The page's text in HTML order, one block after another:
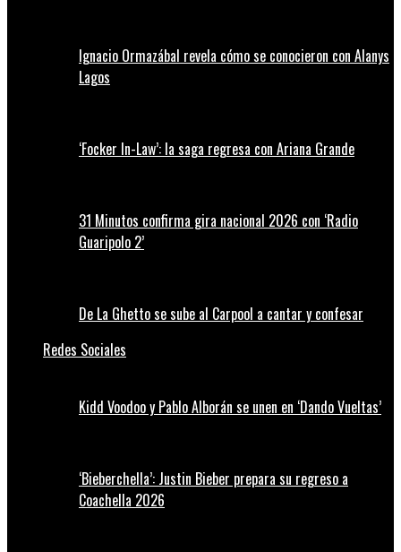
Ignacio Ormazábal revela cómo se conocieron con Alanys
Lagos
‘Focker In-Law’: la saga regresa con Ariana Grande
31 Minutos confirma gira nacional 2026 con ‘Radio
Guaripolo 2’
De La Ghetto se sube al Carpool a cantar y confesar
Redes Sociales
Kidd Voodoo y Pablo Alborán se unen en ‘Dando Vueltas’
‘Bieberchella’: Justin Bieber prepara su regreso a
Coachella 2026